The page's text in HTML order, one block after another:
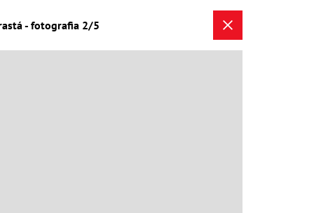
- fotografia 2/5